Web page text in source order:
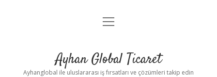
Anasayfa
Yasal Uyarı
menüyü
Ayhan Global Ticaret
Ayhanglobal ile uluslararası iş fırsatları ve çözümleri takip edin